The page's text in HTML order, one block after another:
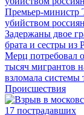
Премьер-министр
убийством
Задержаны двое
брата и сестры из
Мерц потребовал
тысяч мигрантов
взломала системы
Происшествия